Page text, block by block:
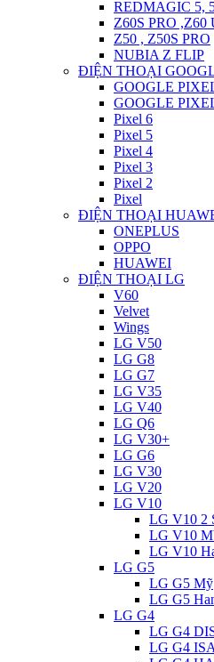
REDMAGIC 5,
Z60S PRO
Z50 , Z50S PRO
NUBIA Z FLIP
ĐIỆN THOẠI
GOOGLE
GOOGLE
Pixel 6
Pixel 5
Pixel 4
Pixel 3
Pixel 2
Pixel
ĐIỆN THOẠI
ONEPLUS
OPPO
HUAWEI
ĐIỆN THOẠI LG
V60
Velvet
Wings
LG V50
LG G8
LG G7
LG V35
LG V40
LG Q6
LG V30+
LG G6
LG V30
LG V20
LG V10
LG V10 2
LG V10
LG V10
LG G5
LG G5 Mỹ
LG G5
LG G4
LG G4
LG G4